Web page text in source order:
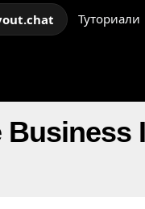
Туториали